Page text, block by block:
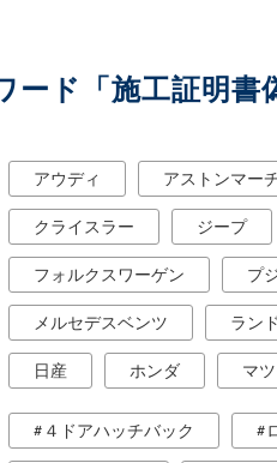
ード「施工証明
アウディ アストンマー
クライスラー ジープ
フォルクスワーゲン プ
メルセデスベンツ ラン
日産 ホンダ マ
４ドアハッチバック